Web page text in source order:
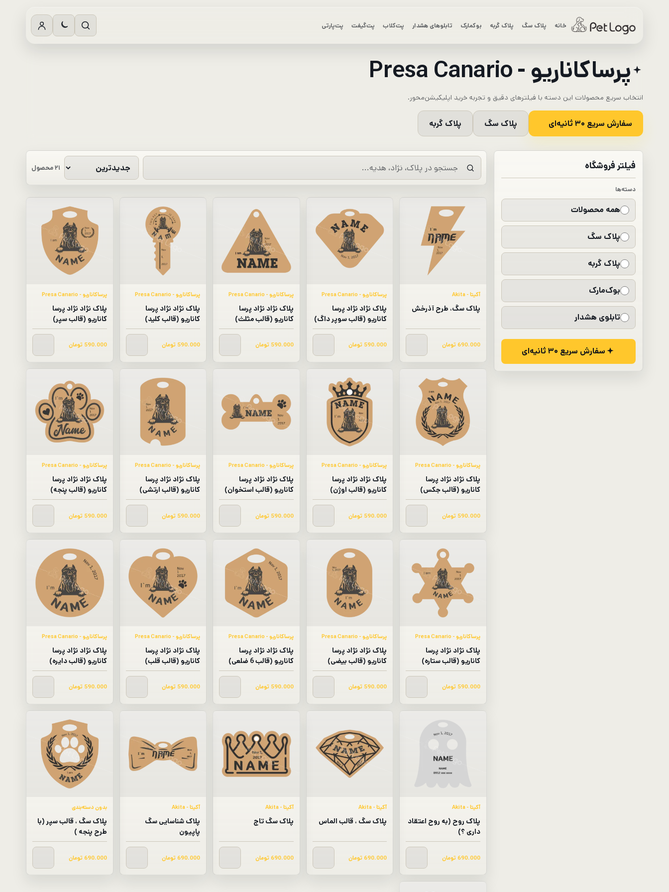
خانه پلاک سگ پلاک گربه بوکمارک تابلوهای هشدار پت‌کلاب پت‌گیفت پت‌پارتی
پرساکاناریو - Presa Canario​
انتخاب سریع محصولات این دسته با فیلترهای دقیق و تجربه خرید اپلیکیشن‌محور.
سفارش سریع ۳۰ ثانیه‌ای پلاک سگ پلاک گربه
فیلتر فروشگاه
دسته‌ها
همه محصولات
پلاک سگ
پلاک گربه
بوک‌مارک
تابلوی هشدار
سفارش سریع ۳۰ ثانیه‌ای
۲۱ محصول
آکیتا - Akita
پلاک سگ، طرح آذرخش
690.000 تومان
پرساکاناریو - Presa Canario​
پلاک نژاد نژاد پرسا
کاناریو (قالب سوپر داگ)
590.000 تومان
پرساکاناریو - Presa Canario​
پلاک نژاد نژاد پرسا
کاناریو (قالب مثلث)
590.000 تومان
پرساکاناریو - Presa Canario​
پلاک نژاد نژاد پرسا
کاناریو (قالب کلید)
590.000 تومان
پرساکاناریو - Presa Canario​
پلاک نژاد نژاد پرسا
کاناریو (قالب سپر)
590.000 تومان
پرساکاناریو - Presa Canario​
پلاک نژاد نژاد پرسا
کاناریو (قالب جکس)
590.000 تومان
پرساکاناریو - Presa Canario​
پلاک نژاد نژاد پرسا
کاناریو (قالب اوژن)
590.000 تومان
پرساکاناریو - Presa Canario​
پلاک نژاد نژاد پرسا
کاناریو (قالب استخوان)
590.000 تومان
پرساکاناریو - Presa Canario​
پلاک نژاد نژاد پرسا
کاناریو (قالب ارتشی)
590.000 تومان
پرساکاناریو - Presa Canario​
پلاک نژاد نژاد پرسا
کاناریو (قالب پنجه)
590.000 تومان
پرساکاناریو - Presa Canario​
پلاک نژاد نژاد پرسا
کاناریو (قالب ستاره)
590.000 تومان
پرساکاناریو - Presa Canario​
پلاک نژاد نژاد پرسا
کاناریو (قالب بیضی)
590.000 تومان
پرساکاناریو - Presa Canario​
پلاک نژاد نژاد پرسا
کاناریو (قالب 6 ضلعی)
590.000 تومان
پرساکاناریو - Presa Canario​
پلاک نژاد نژاد پرسا
کاناریو (قالب قلب)
590.000 تومان
پرساکاناریو - Presa Canario​
پلاک نژاد نژاد پرسا
کاناریو (قالب دایره)
590.000 تومان
آکیتا - Akita
پلاک روح (به روح اعتقاد
داری ؟)
690.000 تومان
آکیتا - Akita
پلاک سگ ، قالب الماس
690.000 تومان
آکیتا - Akita
پلاک سگ تاج
690.000 تومان
آکیتا - Akita
پلاک شناسایی سگ
پاپیون
690.000 تومان
بدون دسته‌بندی
پلاک سگ ، قالب سپر (با
طرح پنجه )
690.000 تومان